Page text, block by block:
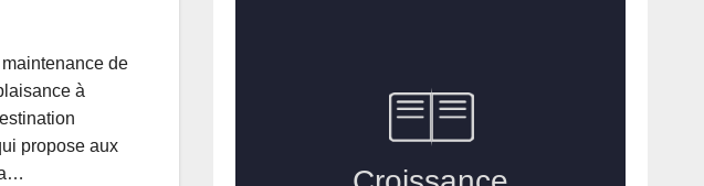
de
à
propose aux